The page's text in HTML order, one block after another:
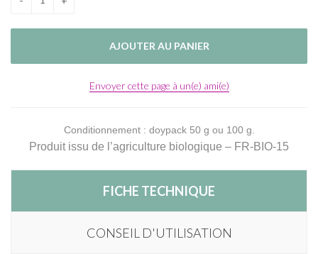
Envoyer cette page à un(e) ami(e)
Conditionnement : doypack 50 g ou 100 g.
Produit issu de l’agriculture biologique – FR-BIO-15
FICHE TECHNIQUE
CONSEIL D'UTILISATION